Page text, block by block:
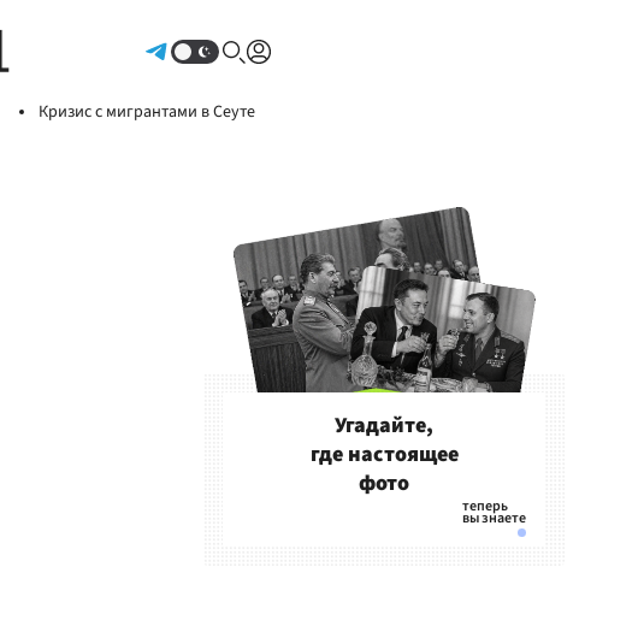
Кризис с мигрантами в Сеуте
Угадайте,
где настоящее
фото